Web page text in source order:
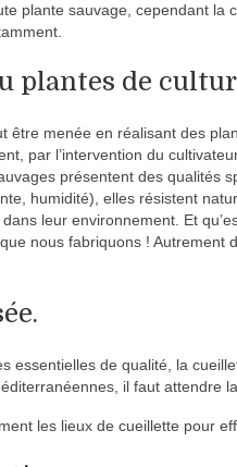
plante sauvage, cependant la
plantes de
être menée en réalisant des
par l’intervention du
présentent des qualités
humidité), elles résistent
leur environnement. Et
nous fabriquons !
essentielles de qualité, la
il faut attendre
les lieux de cueillette pour